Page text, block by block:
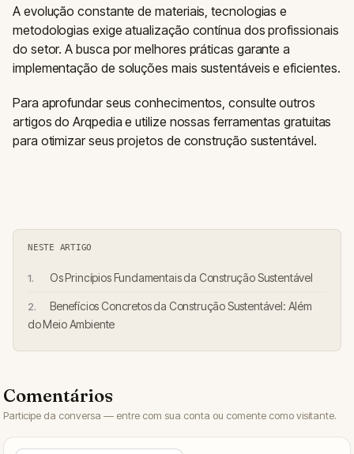
A evolução constante de materiais, tecnologias e
metodologias exige atualização contínua dos profissionais
do setor. A busca por melhores práticas garante a
implementação de soluções mais sustentáveis e eficientes.
Para aprofundar seus conhecimentos, consulte outros
artigos do Arqpedia e utilize nossas ferramentas gratuitas
para otimizar seus projetos de construção sustentável.
NESTE ARTIGO
Os Princípios Fundamentais da Construção Sustentável
Benefícios Concretos da Construção Sustentável: Além
do Meio Ambiente